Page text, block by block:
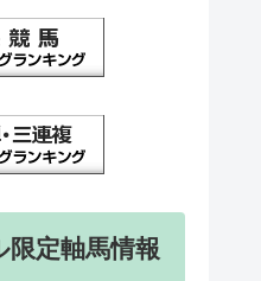
限定軸馬情報